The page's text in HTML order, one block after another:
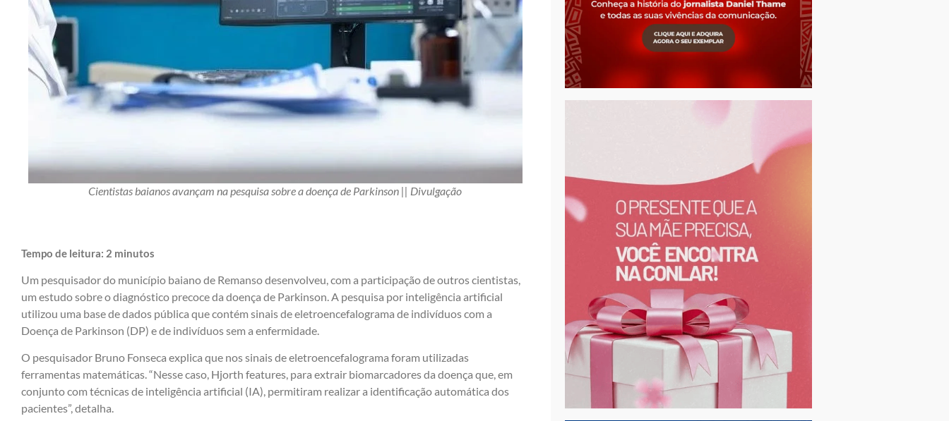
Cientistas baianos avançam na pesquisa sobre a doença de Parkinson || Divulgação
Tempo de leitura: 2 minutos
Um pesquisador do município baiano de Remanso desenvolveu, com a participação de outros cientistas,
um estudo sobre o diagnóstico precoce da doença de Parkinson. A pesquisa por inteligência artificial
utilizou uma base de dados pública que contém sinais de eletroencefalograma de indivíduos com a
Doença de Parkinson (DP) e de indivíduos sem a enfermidade.
O pesquisador Bruno Fonseca explica que nos sinais de eletroencefalograma foram utilizadas
ferramentas matemáticas. “Nesse caso, Hjorth features, para extrair biomarcadores da doença que, em
conjunto com técnicas de inteligência artificial (IA), permitiram realizar a identificação automática dos
pacientes”, detalha.